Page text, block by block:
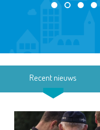
Recent nieuws